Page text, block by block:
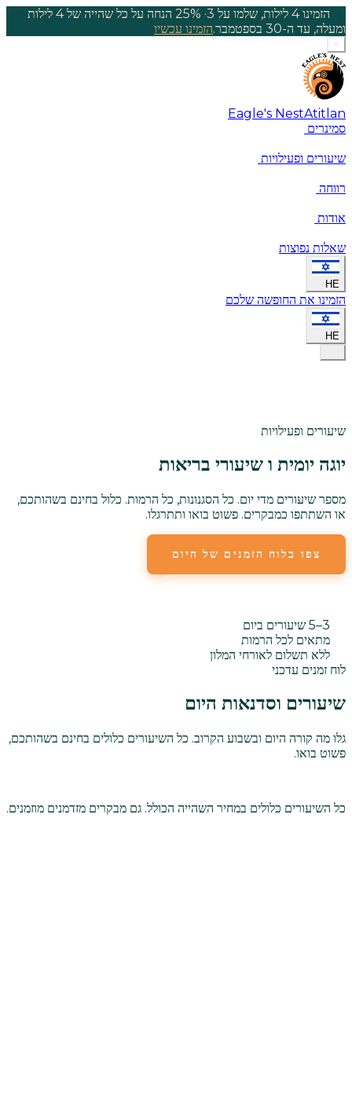
הזמינו 4 לילות, שלמו על 3 ·
25% הנחה על כל שהייה של 4 לילות
ומעלה, עד ה-30 בספטמבר.
הזמינו עכשיו
×
Eagle's NestAtitlan
סמינרים
שיעורים ופעילויות
רווחה
אודות
שאלות נפוצות
HE
הזמינו את החופשה שלכם
HE
שיעורים ופעילויות
יוגה יומית ושיעורי בריאות
מספר שיעורים מדי יום. כל הסגנונות, כל הרמות. כלול בחינם בשהותכם,
או השתתפו כמבקרים. פשוט בואו ותתרגלו.
צפו בלוח הזמנים של היום
3–5 שיעורים ביום
מתאים לכל הרמות
ללא תשלום לאורחי המלון
לוח זמנים עדכני
שיעורים וסדנאות היום
גלו מה קורה היום ובשבוע הקרוב. כל השיעורים כלולים בחינם בשהותכם,
פשוט בואו.
כל השיעורים כלולים במחיר השהייה הכולל. גם מבקרים מזדמנים מוזמנים.